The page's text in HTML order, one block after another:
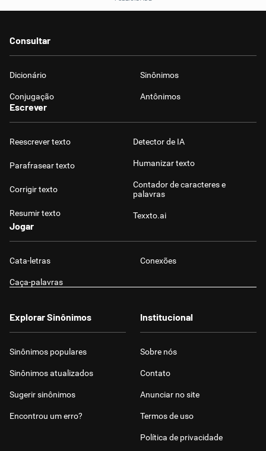
Consultar
Dicionário Sinônimos
Conjugação Antônimos
Escrever
Reescrever texto
Parafrasear texto
Corrigir texto
Resumir texto
Detector de IA
Humanizar texto
Contador de caracteres e
palavras
Texxto.ai
Jogar
Cata-letras Conexões
Caça-palavras
Explorar Sinônimos
Sinônimos populares
Sinônimos atualizados
Sugerir sinônimos
Encontrou um erro?
Institucional
Sobre nós
Contato
Anunciar no site
Termos de uso
Política de privacidade